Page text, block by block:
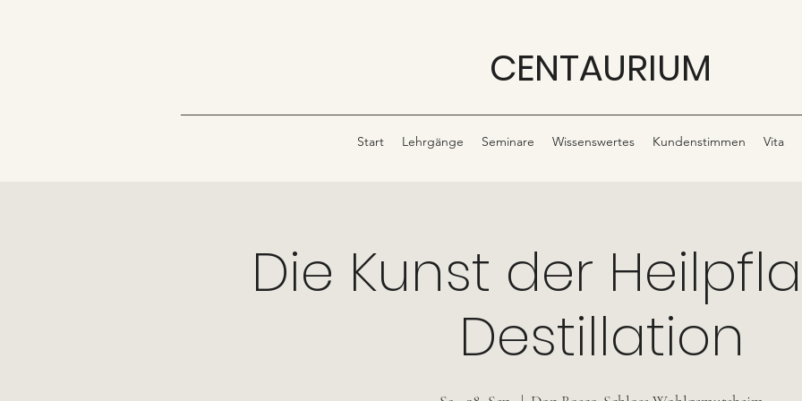
CENTAURIUM
Start Lehrgänge Seminare Wissenswertes Kundenstimmen Vita
Die Kunst der
Destillation